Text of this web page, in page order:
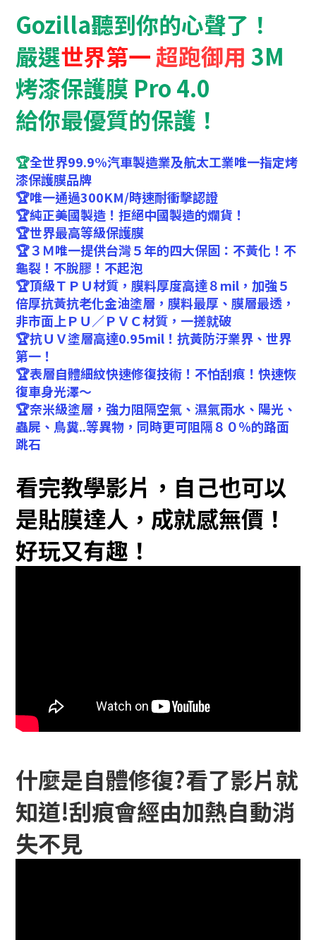
Gozilla聽到你的心聲了！
嚴選世界第一超跑御用 3M
烤漆保護膜 Pro 4.0
給你最優質的保護！
🏆全世界99.9%汽車製造業及航太工業唯一指定烤
漆保護膜品牌
🏆唯一通過300KM/時速耐衝擊認證
🏆純正美國製造！拒絕中國製造的爛貨！
🏆世界最高等級保護膜
🏆３Ｍ唯一提供台灣５年的四大保固：不黃化！不
龜裂！不脫膠！不起泡
🏆頂級ＴＰＵ材質，膜料厚度高達８mil ，加強５
倍厚抗黃抗老化金油塗層， 膜料最厚、膜層最透，
非市面上ＰＵ／ＰＶＣ材質，一搓就破
🏆抗ＵＶ塗層高達0.95mil！抗黃防汙業界、世界
第一！
🏆表層自體細紋快速修復技術！不怕刮痕！快速恢
復車身光澤～
🏆奈米級塗層，強力阻隔空氣、濕氣雨水、陽光、
蟲屍、鳥糞..等異物，同時更可阻隔８０％的路面
跳石
看完教學影片，自己也可以
是貼膜達人，成就感無價！
好玩又有趣！
什麼是自體修復?看了影片就
知道!刮痕會經由加熱自動消
失不見